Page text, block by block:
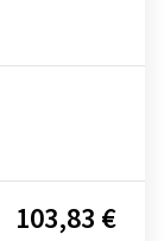
103,83 €